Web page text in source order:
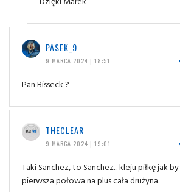
PASEK_9
9 MARCA 2024 | 18:51
Pan Bisseck ?
THECLEAR
9 MARCA 2024 | 19:01
Taki Sanchez, to Sanchez... kleju piłkę jak
pierwsza połowa na plus cała drużyna.